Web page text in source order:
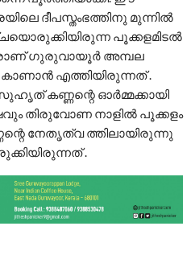
ദീപസ്തംഭത്തിനു മുന്നില്‍
പൂക്കളമിടല്‍
ഗുരുവായൂര്‍ അമ്പല
എത്തിയിരുന്നത് .
കണ്ണന്റെ ഓർമ്മക്കായി
തിരുവോണ നാളിൽ പൂക്കളം
നേതൃത്വ ത്തിലായിരുന്നു
.